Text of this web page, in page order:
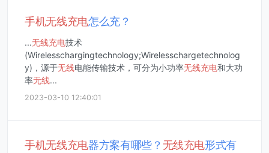
手机无线充电怎么充？
...无线充电技术
(Wirelesschargingtechnology;Wirelesschargetechnolog
y)，源于无线电能传输技术，可分为小功率无线充电和大功
率无线...
2023-03-10 12:40:01
手机无线充电器方案有哪些？ 无线充电形式有